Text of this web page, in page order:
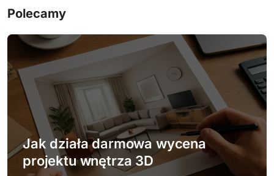
g
a
c
j
a
w
p
Polecamy
Jak działa darmowa wycena
projektu wnętrza 3D